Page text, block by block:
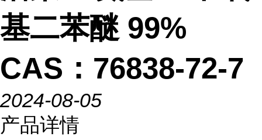
基二苯醚 99%
CAS：76838-72-7
2024-08-05
产品详情